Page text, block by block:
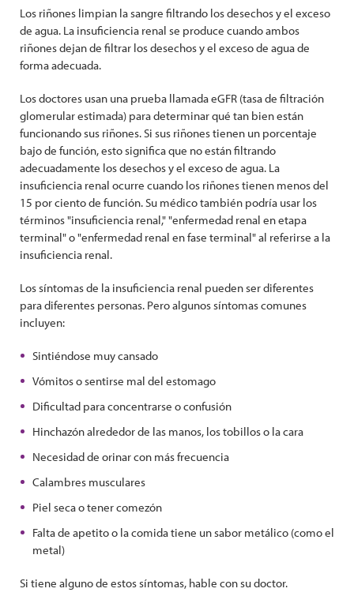
Los riñones limpian la sangre filtrando los desechos y el exceso
de agua. La insuficiencia renal se produce cuando ambos
riñones dejan de filtrar los desechos y el exceso de agua de
forma adecuada.
Los doctores usan una prueba llamada eGFR (tasa de filtración
glomerular estimada) para determinar qué tan bien están
funcionando sus riñones. Si sus riñones tienen un porcentaje
bajo de función, esto significa que no están filtrando
adecuadamente los desechos y el exceso de agua. La
insuficiencia renal ocurre cuando los riñones tienen menos del
15 por ciento de función. Su médico también podría usar los
términos "insuficiencia renal," "enfermedad renal en etapa
terminal" o "enfermedad renal en fase terminal" al referirse a la
insuficiencia renal.
Los síntomas de la insuficiencia renal pueden ser diferentes
para diferentes personas. Pero algunos síntomas comunes
incluyen:
Sintiéndose muy cansado
Vómitos o sentirse mal del estomago
Dificultad para concentrarse o confusión
Hinchazón alrededor de las manos, los tobillos o la cara
Necesidad de orinar con más frecuencia
Calambres musculares
Piel seca o tener comezón
Falta de apetito o la comida tiene un sabor metálico (como el
metal)
Si tiene alguno de estos síntomas, hable con su doctor.